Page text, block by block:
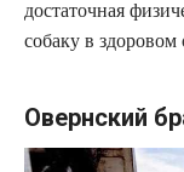
достаточная
собаку в здоровом
Овернский